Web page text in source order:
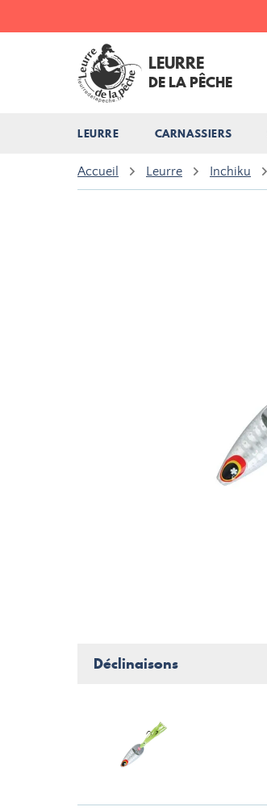
LEURRE
DE LA PÊCHE
LEURRE CARNASSIERS
Accueil Leurre Inchiku
Déclinaisons